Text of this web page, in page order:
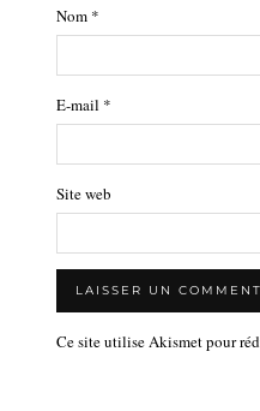
Nom *
E-mail *
Site web
Ce site utilise Akismet pour